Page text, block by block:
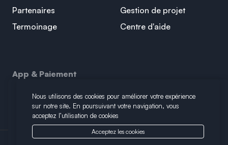
Partenaires
Termoinage
Gestion de projet
Centre d'aide
App & Paiement
Plus de 15 applications interconnectées
Nous utilisons des cookies pour améliorer votre expérience
sur notre site. En poursuivant votre navigation, vous
acceptez l’utilisation de cookies
Acceptez les cookies